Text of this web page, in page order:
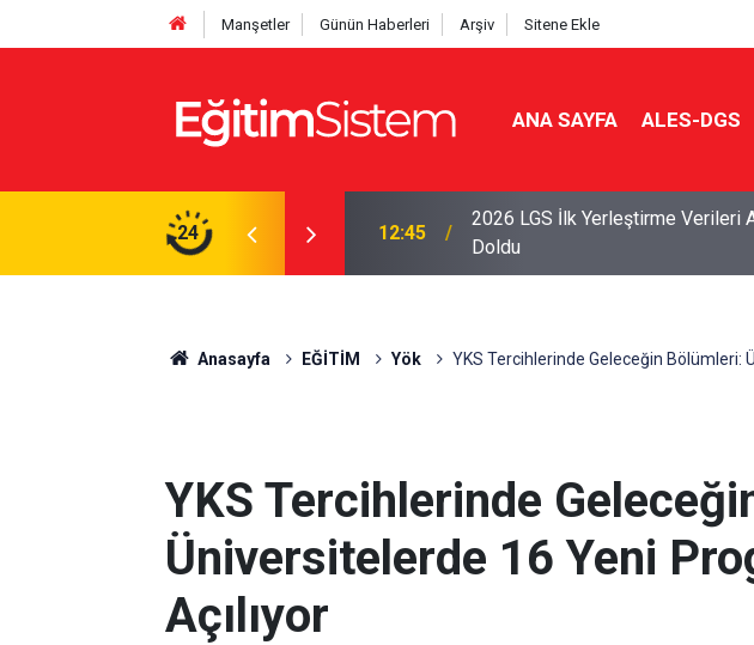
Manşetler Günün Haberleri Arşiv Sitene Ekle
ANA SAYFA ALES-DGS
24
Belli Oldu: İki Program 500 Puanla
12:45
2026 LGS İlk Yerleştirme Verileri
Doldu
Anasayfa EĞİTİM Yök YKS Tercihlerinde Geleceğin Bölümleri:
YKS Tercihlerinde
Üniversitelerde 16 Yeni
Açılıyor